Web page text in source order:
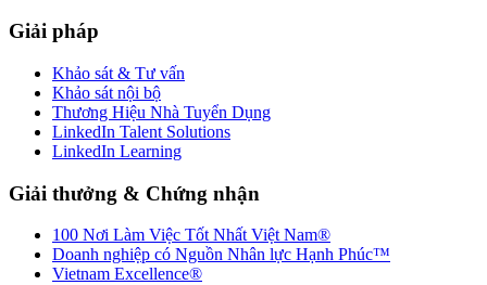
Giải pháp
Khảo sát & Tư vấn
Khảo sát nội bộ
Thương Hiệu Nhà Tuyển Dụng
LinkedIn Talent Solutions
LinkedIn Learning
Giải thưởng & Chứng nhận
100 Nơi Làm Việc Tốt Nhất Việt Nam®
Doanh nghiệp có Nguồn Nhân lực Hạnh Phúc™
Vietnam Excellence®